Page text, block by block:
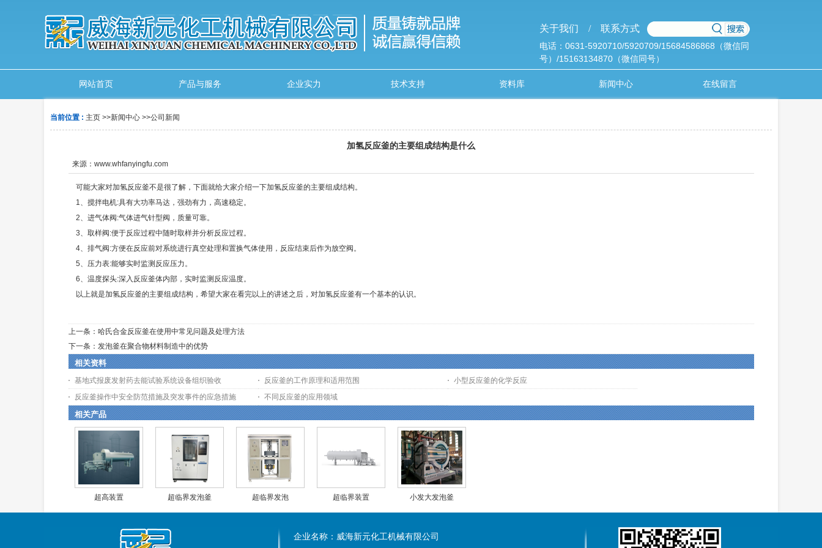
关于我们 /联系方式
电话：0631-5920710/5920709/15684586868（微信同
号）/15163134870（微信同号）
网站首页 产品与服务 企业实力 技术支持 资料库 新闻中心 在线留言
当前位置 : 主页 >>新闻中心 >>公司新闻
加氢反应釜的主要组成结构是什么
来源： www.whfanyingfu.com
可能大家对加氢反应釜不是很了解，下面就给大家介绍一下加氢反应釜的主要组成结构。
1、搅拌电机:具有大功率马达，强劲有力，高速稳定。
2、进气体阀:气体进气针型阀，质量可靠。
3、取样阀:便于反应过程中随时取样并分析反应过程。
4、排气阀:方便在反应前对系统进行真空处理和置换气体使用，反应结束后作为放空阀。
5、压力表:能够实时监测反应压力。
6、温度探头:深入反应釜体内部，实时监测反应温度。
以上就是加氢反应釜的主要组成结构，希望大家在看完以上的讲述之后，对加氢反应釜有一个基本的认识。
上一条： 哈氏合金反应釜在使用中常见问题及处理方法
下一条： 发泡釜在聚合物材料制造中的优势
相关资料
基地式报废发射药去能试验系统设备组织验收 反应釜的工作原理和适用范围
小型反应釜的化学反应
反应釜操作中安全防范措施及突发事件的应急措施
不同反应釜的应用领域
相关产品
超高装置 超临界发泡釜 超临界发泡 超临界装置 小发大发泡釜
企业名称：威海新元化工机械有限公司